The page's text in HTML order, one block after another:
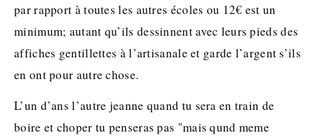
par rapport à toutes les autres écoles ou 12€ est un
minimum; autant qu’ils dessinnent avec leurs pieds des
affiches gentillettes à l’artisanale et garde l’argent s’ils
en ont pour autre chose.
L’un d’ans l’autre jeanne quand tu sera en train de
boire et choper tu penseras pas "mais qund meme